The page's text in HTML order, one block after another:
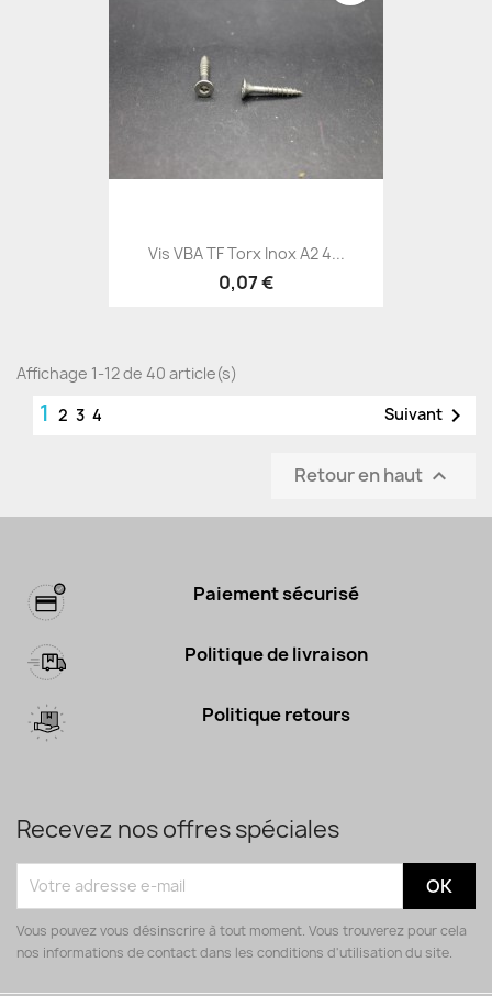
Vis VBA TF Torx Inox A2 4...
0,07 €
Affichage 1-12 de 40 article(s)
1 2 3 4 Suivant 
Retour en haut 
Paiement sécurisé
Politique de livraison
Politique retours
Recevez nos offres spéciales
Vous pouvez vous désinscrire à tout moment. Vous trouverez pour cela
nos informations de contact dans les conditions d'utilisation du site.